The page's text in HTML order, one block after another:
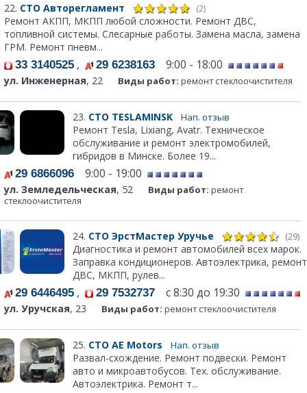
22. СТО Авторегламент (2)
Ремонт АКПП, МКПП любой сложности. Ремонт ДВС,
топливной системы. Слесарные работы. Замена масла, замена
ГРМ. Ремонт пневм...
33 3140525 , 29 6238163 9:00 - 18:00
ул. Инженерная, 22 Виды работ: ремонт стеклоочистителя
23. СТО TESLAMINSK Нап. отзыв
Ремонт Tesla, Lixiang, Avatr. Техническое
обслуживание и ремонт электромобилей,
гибридов в Минске. Более 19...
29 6866096 9:00 - 19:00
ул. Земледельческая, 52 Виды работ: ремонт
стеклоочистителя
24. СТО ЭрстМастер Уручье (29)
Диагностика и ремонт автомобилей всех марок.
Заправка кондиционеров. Автоэлектрика, ремонт
ДВС, МКПП, рулев...
29 6446495 , 29 7532737 с 8:30 до 19:30
ул. Уручская, 23 Виды работ: ремонт стеклоочистителя
25. СТО АЕ Моtors Нап. отзыв
Развал-схождение. Ремонт подвески. Ремонт
авто и микроавтобусов. Тех. обслуживание.
Автоэлектрика. Ремонт т...